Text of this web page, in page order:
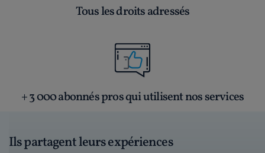
Tous les droits adressés
+ 3 000 abonnés pros qui utilisent nos services
Ils partagent leurs expériences